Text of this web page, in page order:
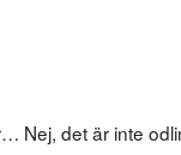
Nej, det är inte